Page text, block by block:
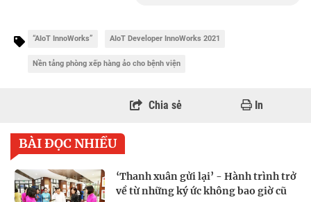
“AIoT InnoWorks” AIoT Developer InnoWorks 2021
Nền tảng phòng xếp hàng ảo cho bệnh viện
Chia sẻ In
BÀI ĐỌC NHIỀU
‘Thanh xuân gửi lại’ - Hành trình trở
về từ những ký ức không bao giờ cũ